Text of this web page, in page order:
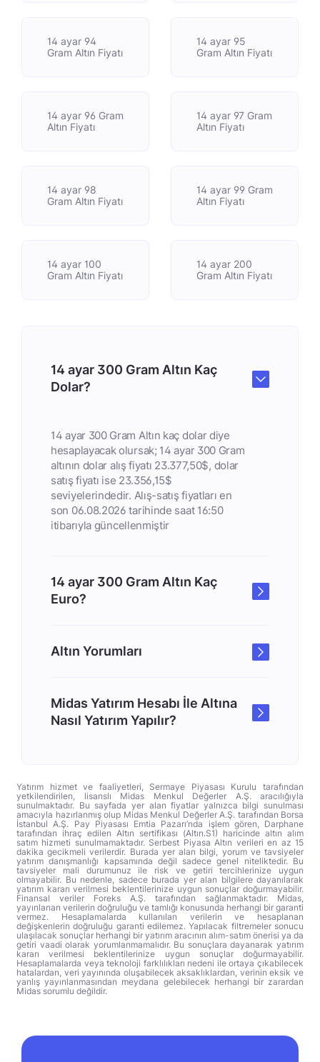
14 ayar 94
Gram Altın Fiyatı
14 ayar 95
Gram Altın Fiyatı
14 ayar 96 Gram
Altın Fiyatı
14 ayar 97 Gram
Altın Fiyatı
14 ayar 98
Gram Altın Fiyatı
14 ayar 99 Gram
Altın Fiyatı
14 ayar 100
Gram Altın Fiyatı
14 ayar 200
Gram Altın Fiyatı
14 ayar 300 Gram Altın Kaç
Dolar?
14 ayar 300 Gram Altın kaç dolar diye
hesaplayacak olursak; 14 ayar 300 Gram
altının dolar alış fiyatı 23.377,50$, dolar
satış fiyatı ise 23.356,15$
seviyelerindedir. Alış-satış fiyatları en
son 06.08.2026 tarihinde saat 16:50
itibarıyla güncellenmiştir
14 ayar 300 Gram Altın Kaç
Euro?
Altın Yorumları
Midas Yatırım Hesabı İle Altına
Nasıl Yatırım Yapılır?
Yatırım hizmet ve faaliyetleri, Sermaye Piyasası Kurulu tarafından
yetkilendirilen, lisanslı Midas Menkul Değerler A.Ş. aracılığıyla
sunulmaktadır. Bu sayfada yer alan fiyatlar yalnızca bilgi sunulması
amacıyla hazırlanmış olup Midas Menkul Değerler A.Ş. tarafından Borsa
İstanbul A.Ş. Pay Piyasası Emtia Pazarı’nda işlem gören, Darphane
tarafından ihraç edilen Altın sertifikası (Altın.S1) haricinde altın alım
satım hizmeti sunulmamaktadır. Serbest Piyasa Altın verileri en az 15
dakika gecikmeli verilerdir. Burada yer alan bilgi, yorum ve tavsiyeler
yatırım danışmanlığı kapsamında değil sadece genel niteliktedir. Bu
tavsiyeler mali durumunuz ile risk ve getiri tercihlerinize uygun
olmayabilir. Bu nedenle, sadece burada yer alan bilgilere dayanılarak
yatırım kararı verilmesi beklentilerinize uygun sonuçlar doğurmayabilir.
Finansal veriler Foreks A.Ş. tarafından sağlanmaktadır. Midas,
yayınlanan verilerin doğruluğu ve tamlığı konusunda herhangi bir garanti
vermez. Hesaplamalarda kullanılan verilerin ve hesaplanan
değişkenlerin doğruluğu garanti edilemez. Yapılacak filtremeler sonucu
ulaşılacak sonuçlar herhangi bir yatırım aracının alım-satım önerisi ya da
getiri vaadi olarak yorumlanmamalıdır. Bu sonuçlara dayanarak yatırım
kararı verilmesi beklentilerinize uygun sonuçlar doğurmayabilir.
Hesaplamalarda veya teknoloji farklılıkları nedeni ile ortaya çıkabilecek
hatalardan, veri yayınında oluşabilecek aksaklıklardan, verinin eksik ve
yanlış yayınlanmasından meydana gelebilecek herhangi bir zarardan
Midas sorumlu değildir.